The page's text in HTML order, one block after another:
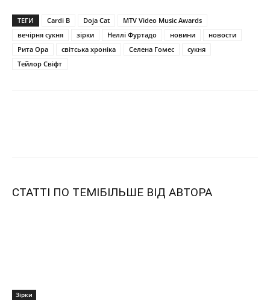
ТЕГИ Cardi B Doja Cat
MTV Video Music Awards
вечірня сукня
зірки Неллі Фуртадо новини
новости
Рита Ора
світська хроніка Селена Гомес
сукня
Тейлор Свіфт
СТАТТІ ПО ТЕМІБІЛЬШЕ ВІД АВТОРА
Зірки